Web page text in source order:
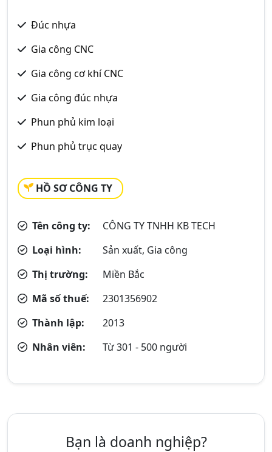
Đúc nhựa
Gia công CNC
Gia công cơ khí CNC
Gia công đúc nhựa
Phun phủ kim loại
Phun phủ trục quay
HỒ SƠ CÔNG TY
Tên công ty:
CÔNG TY TNHH KB TECH
Loại hình:
Sản xuất, Gia công
Thị trường:
Miền Bắc
Mã số thuế:
2301356902
Thành lập:
2013
Nhân viên:
Từ 301 - 500 người
Bạn là doanh nghiệp?